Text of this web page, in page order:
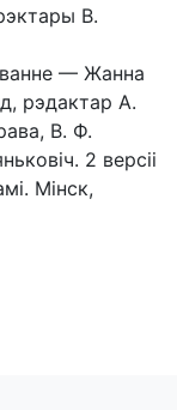
В.
— Жанна
рэдактар А.
В. Ф.
2 версіі
Мінск,